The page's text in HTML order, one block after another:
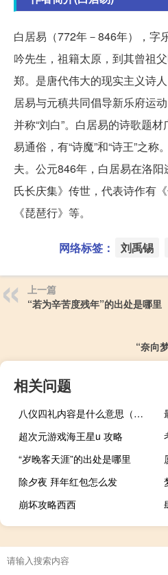
白居易（772年－846年），字
吟先生，祖籍太原，到其曾祖
郑。是唐代伟大的现实主义诗
居易与元稹共同倡导新乐府运
并称“刘白”。白居易的诗歌题
易通俗，有“诗魔”和“诗王”之
夫。公元846年，白居易在洛
氏长庆集》传世，代表诗作有
《琵琶行》等。
网络标签： 刘禹锡
上一篇
“若为辛苦度残年”的出处是哪里
“奈向
相关问题
八仪四礼内容是什么意思（八仪四礼内容）
超次元游戏海王星u 攻略
“岁晚客天涯”的出处是哪里
除夕夜 拜年红包怎么发
崩坏攻略西西